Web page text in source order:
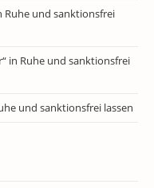
Ruhe und sanktionsfrei
in Ruhe und sanktionsfrei
und sanktionsfrei lassen